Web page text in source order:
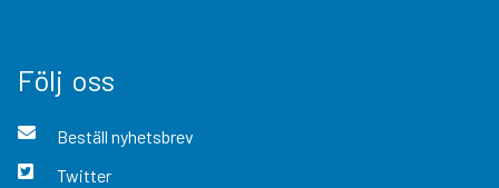
Följ oss
Beställ nyhetsbrev
Twitter